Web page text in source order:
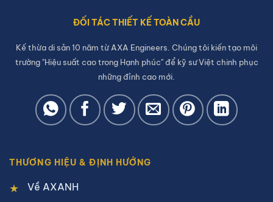
ĐỐI TÁC THIẾT KẾ TOÀN CẦU
Kế thừa di sản 10 năm từ AXA Engineers. Chúng tôi kiến tạo môi
trường "Hiệu suất cao trong Hạnh phúc" để kỹ sư Việt chinh phục
những đỉnh cao mới.
THƯƠNG HIỆU & ĐỊNH HƯỚNG
Về AXANH